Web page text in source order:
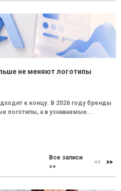
не меняют логотипы
к концу. В 2026 году бренды
логотипы, а в узнаваемые...
Все записи
>>